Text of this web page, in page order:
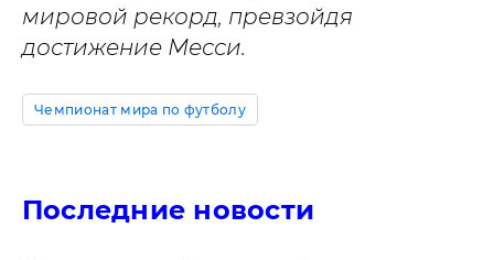
мировой рекорд, превзойдя
достижение Месси.
Чемпионат мира по футболу
Последние новости